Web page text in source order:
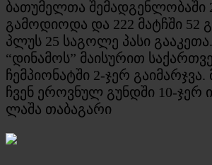
ბათუმელთა შემადგენლობაში
გამოდიოდა და 222 მატჩში 52
პლუს 25 საგოლე პასი
“დინამოს” მაისურით
ჩემპიონატში 2-ჯერ გაიმარჯვა.
ჩვენ ეროვნულ გუნდში 10-ჯერ
ლაშა თაბაგარი